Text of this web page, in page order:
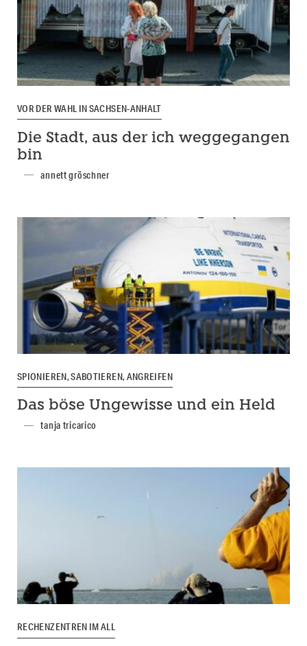
VOR DER WAHL IN SACHSEN-ANHALT
Die Stadt, aus der ich weggegangen
bin
annett gröschner
SPIONIEREN, SABOTIEREN, ANGREIFEN
Das böse Ungewisse und ein Held
tanja tricarico
RECHENZENTREN IM ALL